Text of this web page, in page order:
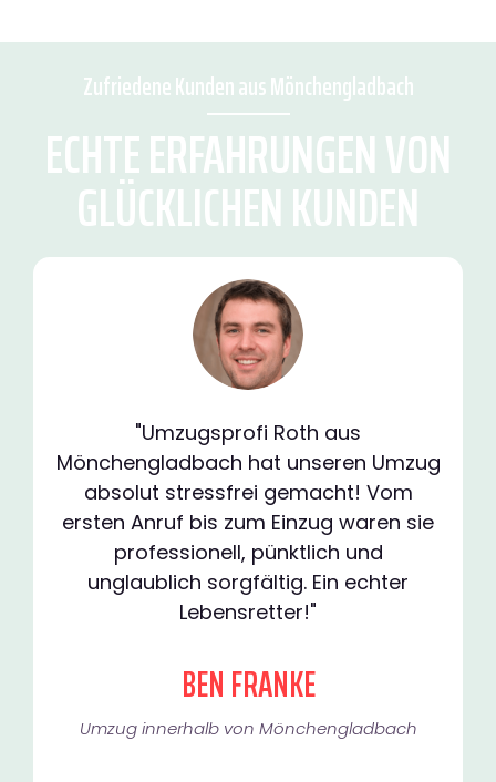
Zufriedene Kunden aus Mönchengladbach
ECHTE ERFAHRUNGEN VON
GLÜCKLICHEN KUNDEN
"Umzugsprofi Roth aus
Mönchengladbach hat unseren Umzug
absolut stressfrei gemacht! Vom
ersten Anruf bis zum Einzug waren sie
professionell, pünktlich und
unglaublich sorgfältig. Ein echter
Lebensretter!"
BEN FRANKE
Umzug innerhalb von Mönchengladbach​